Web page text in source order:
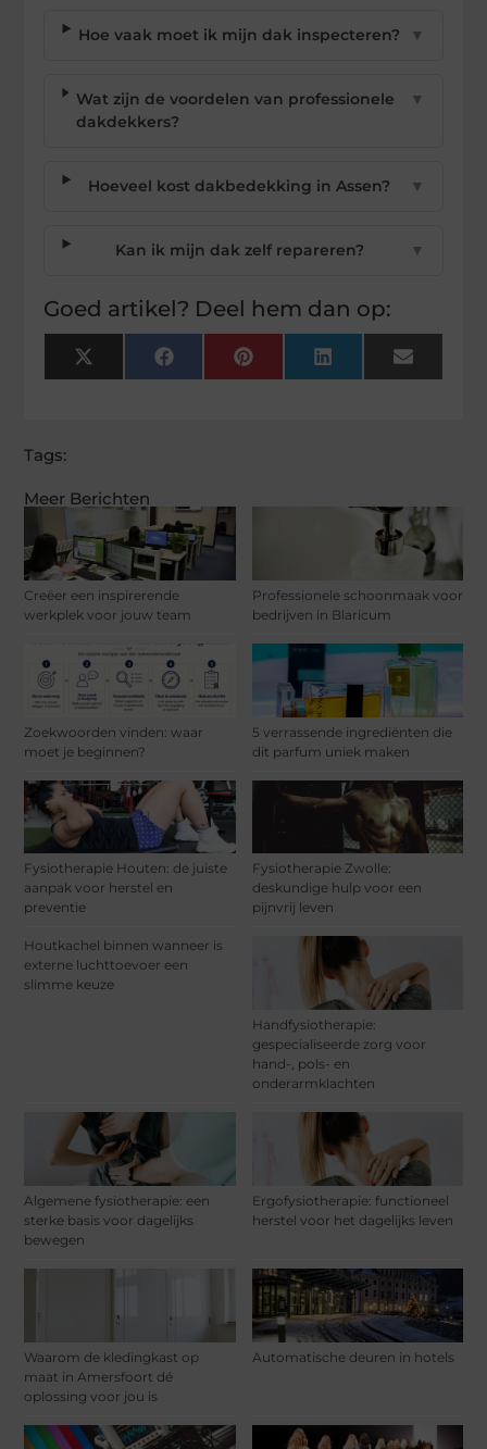
Meer Berichten
Creëer een inspirerende
werkplek voor jouw team
Professionele schoonmaak voor
bedrijven in Blaricum
Zoekwoorden vinden: waar
moet je beginnen?
5 verrassende ingrediënten die
dit parfum uniek maken
Fysiotherapie Houten: de juiste
aanpak voor herstel en
preventie
Fysiotherapie Zwolle:
deskundige hulp voor een
pijnvrij leven
Houtkachel binnen wanneer is
externe luchttoevoer een
slimme keuze
Handfysiotherapie:
gespecialiseerde zorg voor
hand-, pols- en
onderarmklachten
Algemene fysiotherapie: een
sterke basis voor dagelijks
bewegen
Ergofysiotherapie: functioneel
herstel voor het dagelijks leven
Waarom de kledingkast op
maat in Amersfoort dé
oplossing voor jou is
Automatische deuren in hotels
Hoe vaak moet ik mijn dak inspecteren? ▼
Wat zijn de voordelen van professionele
dakdekkers?
▼
Hoeveel kost dakbedekking in Assen? ▼
Kan ik mijn dak zelf repareren? ▼
Goed artikel? Deel hem dan op:
X
(Twitter)
FacebookPinterest LinkedIn Email
Tags: